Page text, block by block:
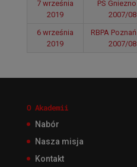
7 września
2019
PS Gniezno
2007/08
6 września
2019
RBPA Poznań
2007/08
O Akademii
Nabór
Nasza misja
Kontakt